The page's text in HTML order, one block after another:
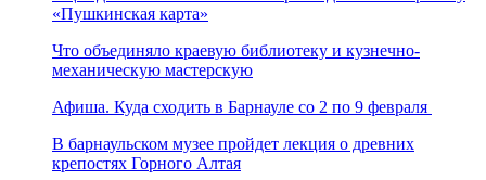
«Пушкинская карта»
Что объединяло краевую библиотеку и кузнечно-
механическую мастерскую
Афиша. Куда сходить в Барнауле со 2 по 9 февраля
В барнаульском музее пройдет лекция о древних
крепостях Горного Алтая